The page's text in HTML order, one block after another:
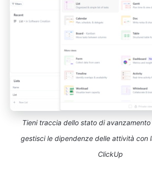
Tieni traccia dello stato di
gestisci le dipendenze delle attività con
ClickUp